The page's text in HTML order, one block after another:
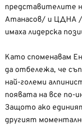
представителите
Атанасов/ и ЦДНА /
имаха лидерска
Като споменавам
да отбележа, че
най-големи
появата на все по-
Защото ако
другият